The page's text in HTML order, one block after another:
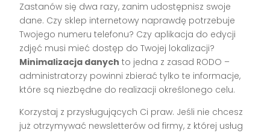
Zastanów się dwa razy, zanim udostępnisz swoje
dane. Czy sklep internetowy naprawdę potrzebuje
Twojego numeru telefonu? Czy aplikacja do edycji
zdjęć musi mieć dostęp do Twojej lokalizacji?
Minimalizacja danych to jedna z zasad RODO –
administratorzy powinni zbierać tylko te informacje,
które są niezbędne do realizacji określonego celu.
Korzystaj z przysługujących Ci praw. Jeśli nie chcesz
już otrzymywać newsletterów od firmy, z której usług